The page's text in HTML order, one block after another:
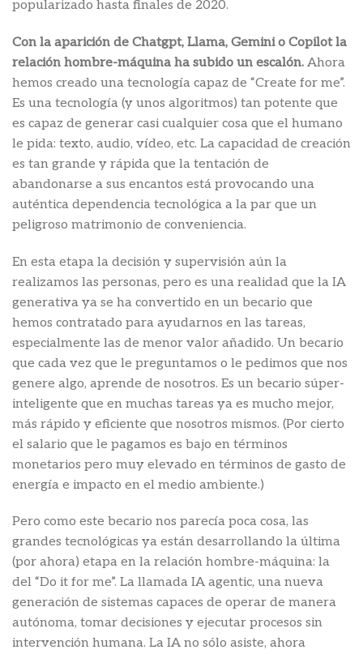
popularizado hasta finales de 2020.
Con la aparición de Chatgpt, Llama, Gemini o Copilot la
relación hombre-máquina ha subido un escalón. Ahora
hemos creado una tecnología capaz de “Create for me”.
Es una tecnología (y unos algoritmos) tan potente que
es capaz de generar casi cualquier cosa que el humano
le pida: texto, audio, vídeo, etc. La capacidad de creación
es tan grande y rápida que la tentación de
abandonarse a sus encantos está provocando una
auténtica dependencia tecnológica a la par que un
peligroso matrimonio de conveniencia.
En esta etapa la decisión y supervisión aún la
realizamos las personas, pero es una realidad que la IA
generativa ya se ha convertido en un becario que
hemos contratado para ayudarnos en las tareas,
especialmente las de menor valor añadido. Un becario
que cada vez que le preguntamos o le pedimos que nos
genere algo, aprende de nosotros. Es un becario súper-
inteligente que en muchas tareas ya es mucho mejor,
más rápido y eficiente que nosotros mismos. (Por cierto
el salario que le pagamos es bajo en términos
monetarios pero muy elevado en términos de gasto de
energía e impacto en el medio ambiente.)
Pero como este becario nos parecía poca cosa, las
grandes tecnológicas ya están desarrollando la última
(por ahora) etapa en la relación hombre-máquina: la
del “Do it for me”. La llamada IA agentic, una nueva
generación de sistemas capaces de operar de manera
autónoma, tomar decisiones y ejecutar procesos sin
intervención humana. La IA no sólo asiste, ahora